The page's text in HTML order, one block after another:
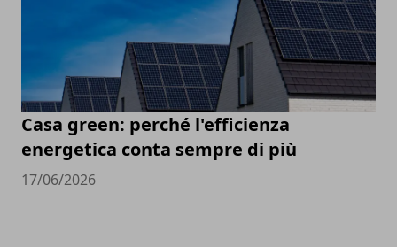
Casa green: perché l'efficienza
energetica conta sempre di più
17/06/2026